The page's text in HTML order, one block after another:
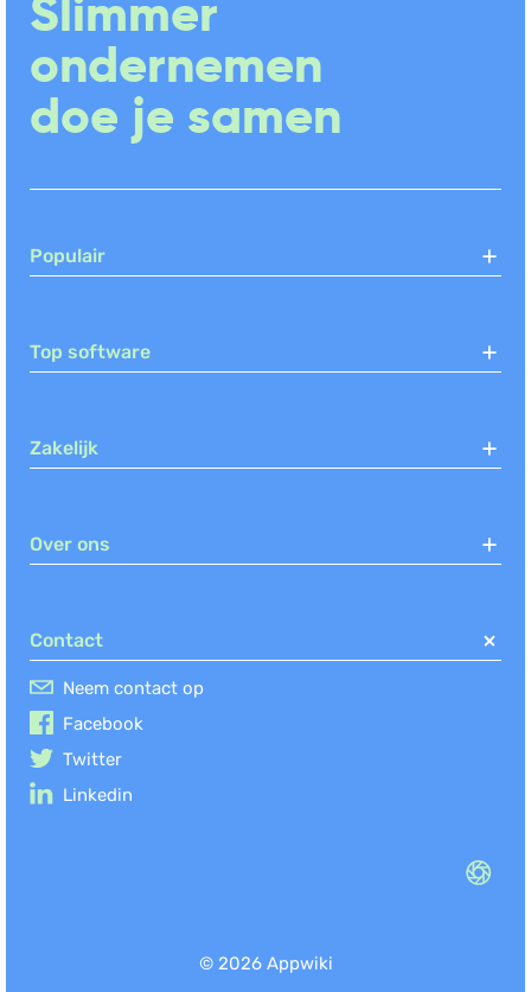
Slimmer
ondernemen
doe je samen
Populair
Top software
Zakelijk
Over ons
Contact
Neem contact op
Facebook
Twitter
Linkedin
© 2026 Appwiki